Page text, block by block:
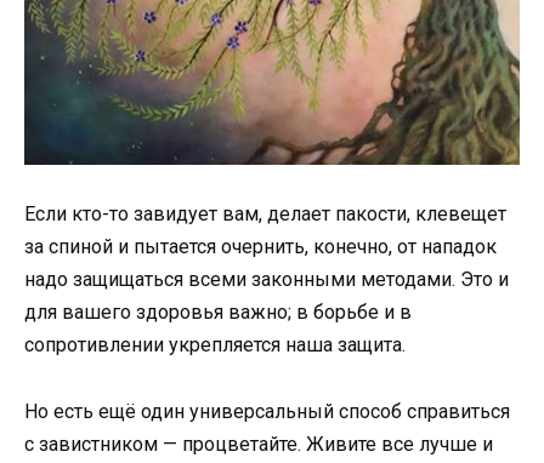
Если кто-то завидует вам, делает пакости, клевещет
за спиной и пытается очернить, конечно, от нападок
надо защищаться всеми законными методами. Это и
для вашего здоровья важно; в борьбе и в
сопротивлении укрепляется наша защита.
Но есть ещё один универсальный способ справиться
с завистником — процветайте. Живите все лучше и